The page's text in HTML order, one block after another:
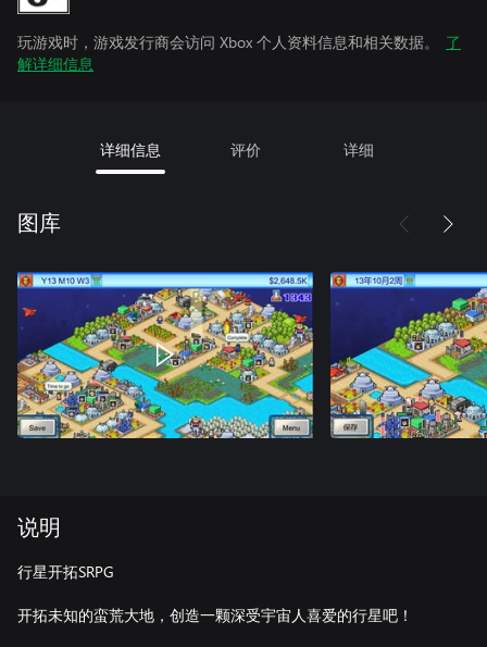
玩游戏时，游戏发行商会访问 Xbox 个人资料信息和相关数据。
了
解详细信息
详细信息 评价 详细
图库
说明
行星开拓SRPG
开拓未知的蛮荒大地，创造一颗深受宇宙人喜爱的行星吧！